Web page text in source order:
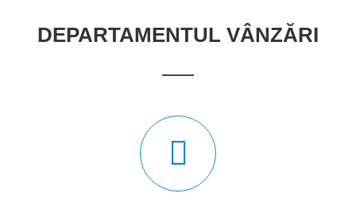
DEPARTAMENTUL VÂNZĂRI